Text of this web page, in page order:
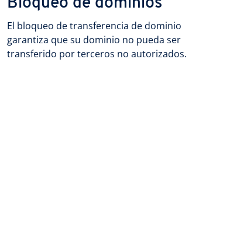
Bloqueo de dominios
El bloqueo de transferencia de dominio
garantiza que su dominio no pueda ser
transferido por terceros no autorizados.